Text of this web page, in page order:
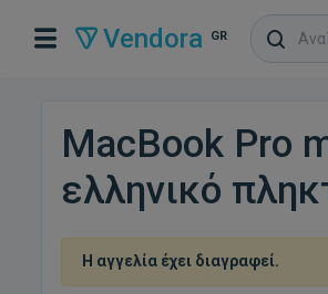
Vendora GR
MacBook Pro
ελληνικό
Η αγγελία έχει διαγραφεί.